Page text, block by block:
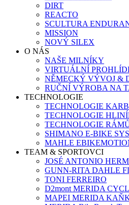
DIRT
REACTO
SCULTURA
MISSION
NOVÝ SILEX
O NÁS
NAŠE MILNÍKY
VIRTUÁLNÍ
NĚMECKÝ VÝVOJ &
RUČNÍ VÝROBA NA
TECHNOLOGIE
TECHNOLOGIE
TECHNOLOGIE
TECHNOLOGIE
SHIMANO E-BIKE
MAHLE
TEAM & SPORTOVCI
JOSÉ ANTONIO
GUNN-RITA DAHLE
TONI FERREIRO
D2mont MERIDA
MAPEI MERIDA